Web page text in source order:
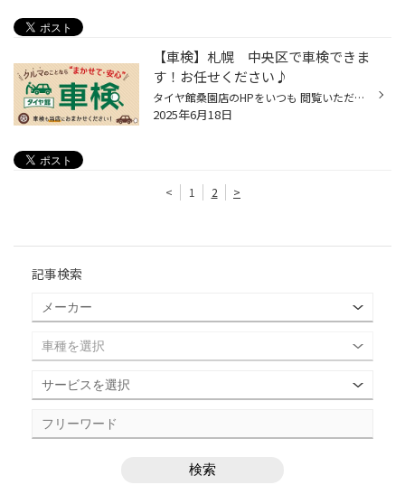
【車検】札幌 中央区で車検できま
す！お任せください♪
タイヤ館桑園店のHPをいつも 閲覧いただきありがとうございます！ 今年の車検どうしよう？ 車検どうしようかな？ どこで受ければいいかな？ 何がいるんだろう？ お悩みの方多いと思います 『タイヤ館に全てお任せ下さい！』 タイヤ館では車検にお悩みの方に 事前にお車を点検させていただき その場...
2025年6月18日
< 1 2 >
記事検索